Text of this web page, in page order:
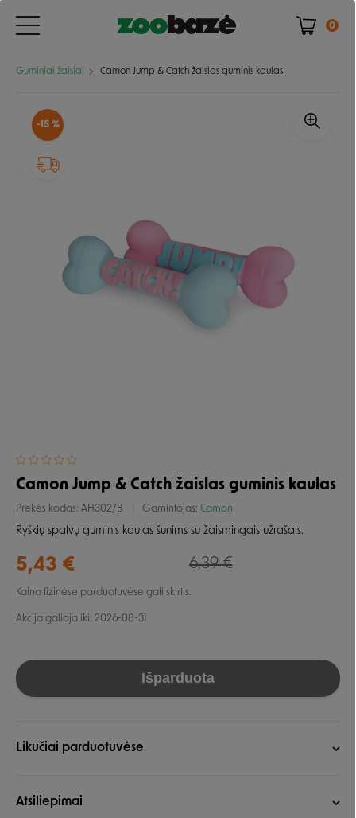
0
Guminiai žaislai Camon Jump & Catch žaislas guminis kaulas
-15 %
Camon Jump & Catch žaislas guminis kaulas
Prekės kodas: AH302/B Gamintojas: Camon
Ryškių spalvų guminis kaulas šunims su žaismingais užrašais.
5,43 € 6,39 €
Kaina fizinėse parduotuvėse gali skirtis.
Akcija galioja iki: 2026-08-31
Išparduota
Likučiai parduotuvėse
Atsiliepimai